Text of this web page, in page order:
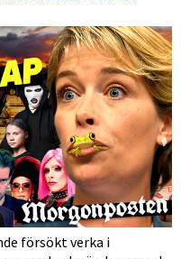
försökt verka i